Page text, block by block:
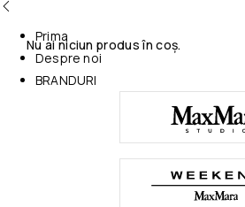
Nu ai niciun produs în coș.
Prima
Despre noi
BRANDURI